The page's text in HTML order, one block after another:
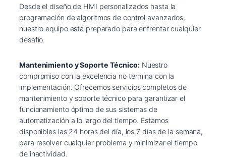
Desde el diseño de HMI personalizados hasta la
programación de algoritmos de control avanzados,
nuestro equipo está preparado para enfrentar cualquier
desafío.
Mantenimiento y Soporte Técnico:Nuestro
compromiso con la excelencia no termina con la
implementación. Ofrecemos servicios completos de
mantenimiento y soporte técnico para garantizar el
funcionamiento óptimo de sus sistemas de
automatización a lo largo del tiempo. Estamos
disponibles las 24 horas del día, los 7 días de la semana,
para resolver cualquier problema y minimizar el tiempo
de inactividad.